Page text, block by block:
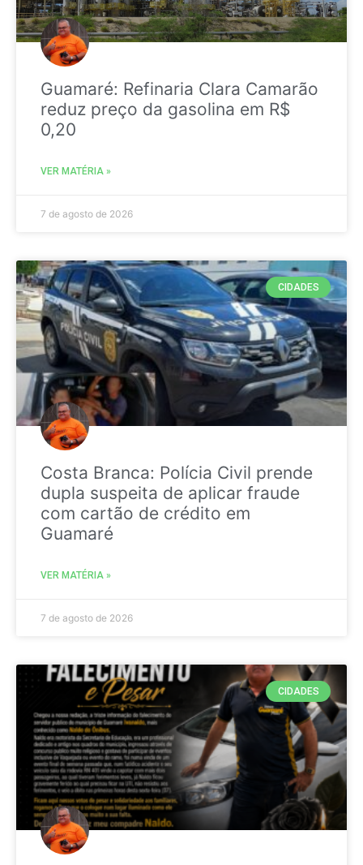
Guamaré: Refinaria Clara Camarão
reduz preço da gasolina em R$
0,20
VER MATÉRIA »
7 de agosto de 2026
CIDADES
Costa Branca: Polícia Civil prende
dupla suspeita de aplicar fraude
com cartão de crédito em
Guamaré
VER MATÉRIA »
7 de agosto de 2026
CIDADES